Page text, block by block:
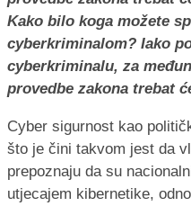
Kako bilo koga možete
cyberkriminalom? Iako
cyberkriminalu, za
provedbe zakona trebat
Cyber sigurnost kao
što je čini takvom jest da
prepoznaju da su
utjecajem kibernetike,